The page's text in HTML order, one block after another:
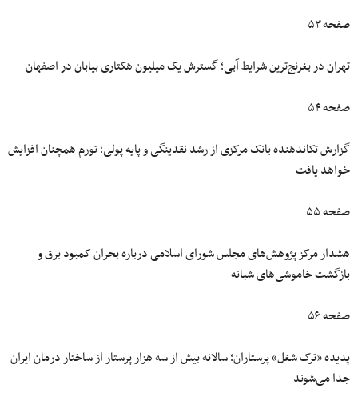
صفحه ۵۳
تهران در بغرنج‌ترین شرایط آبی؛ گسترش یک میلیون‌ هکتاری بیابان در اصفهان
صفحه ۵۴
گزارش تکاندهنده بانک مرکزی از رشد نقدینگی و پایه پولی؛ تورم همچنان افزایش
خواهد یافت
صفحه ۵۵
هشدار مرکز پژوهش‌های مجلس شورای اسلامی درباره بحران کمبود برق و
بازگشت خاموشی‌های شبانه
صفحه ۵۶
پدیده «ترک شغل» پرستاران؛ سالانه بیش از سه هزار پرستار از ساختار درمان ایران
جدا می‌شوند